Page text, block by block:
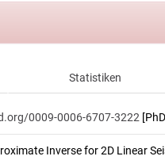
Statistiken
0009-0006-6707-3222
Inverse for 2D Linear